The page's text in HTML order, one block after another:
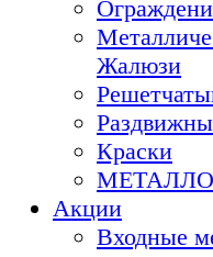
Жалюзи
Краски
Акции
Входные